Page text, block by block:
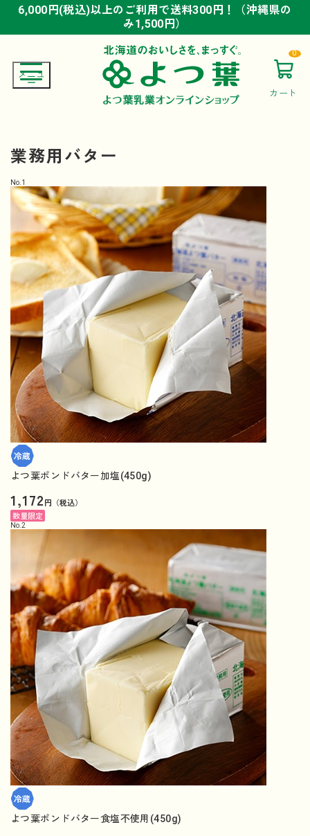
6,000円(税込)以上のご利用で送料300円！（沖縄県の
み1,500円）
6,000円(税込)以上のご利用で送料300円！（沖縄県の
み1,500円）
6,000円(税込)以上のご利用で送料300円！（沖縄県の
み1,500円）
カート
0
業務用バター
No. 1
よつ葉ポンドバター加塩(450g)
1,172円（税込）
数量限定
No. 2
よつ葉ポンドバター食塩不使用(450g)